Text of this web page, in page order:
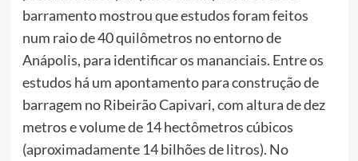
barramento mostrou que estudos foram feitos
num raio de 40 quilômetros no entorno de
Anápolis, para identificar os mananciais. Entre os
estudos há um apontamento para construção de
barragem no Ribeirão Capivari, com altura de dez
metros e volume de 14 hectômetros cúbicos
(aproximadamente 14 bilhões de litros). No